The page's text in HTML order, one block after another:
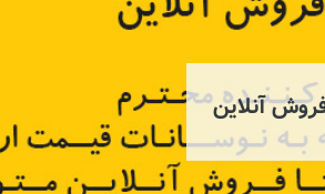
اتوماتیک استارت
آنلاین